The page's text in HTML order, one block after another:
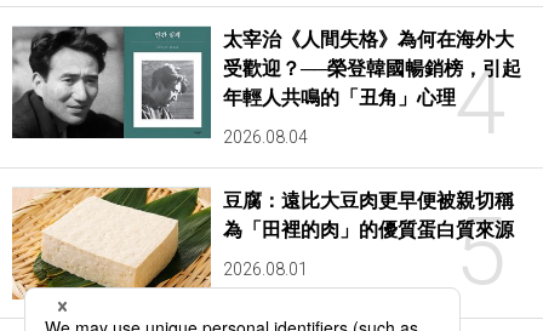
4
太宰治《人間失格》為何在海外大
受歡迎？──榮登韓國暢銷榜，引起
年輕人共鳴的「丑角」心理
2026.08.04
5
豆腐：遠比大豆肉更早便被親切稱
為「田裡的肉」的優質蛋白質來源
2026.08.01